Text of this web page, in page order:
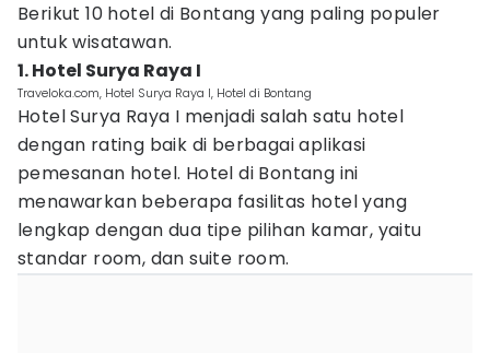
Berikut 10 hotel di Bontang yang paling populer
untuk wisatawan.
1. Hotel Surya Raya I
Traveloka.com, Hotel Surya Raya I, Hotel di Bontang
Hotel Surya Raya I menjadi salah satu hotel
dengan rating baik di berbagai aplikasi
pemesanan hotel. Hotel di Bontang ini
menawarkan beberapa fasilitas hotel yang
lengkap dengan dua tipe pilihan kamar, yaitu
standar room, dan suite room.